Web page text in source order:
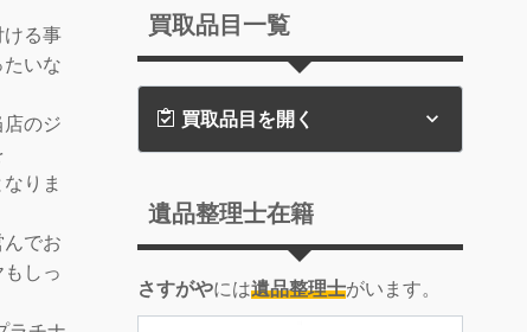
ける事
いな
店のジ
りま
でお
しっ
買取品目一覧
買取品目を開く
遺品整理士在籍
さすがやには遺品整理士がいます。